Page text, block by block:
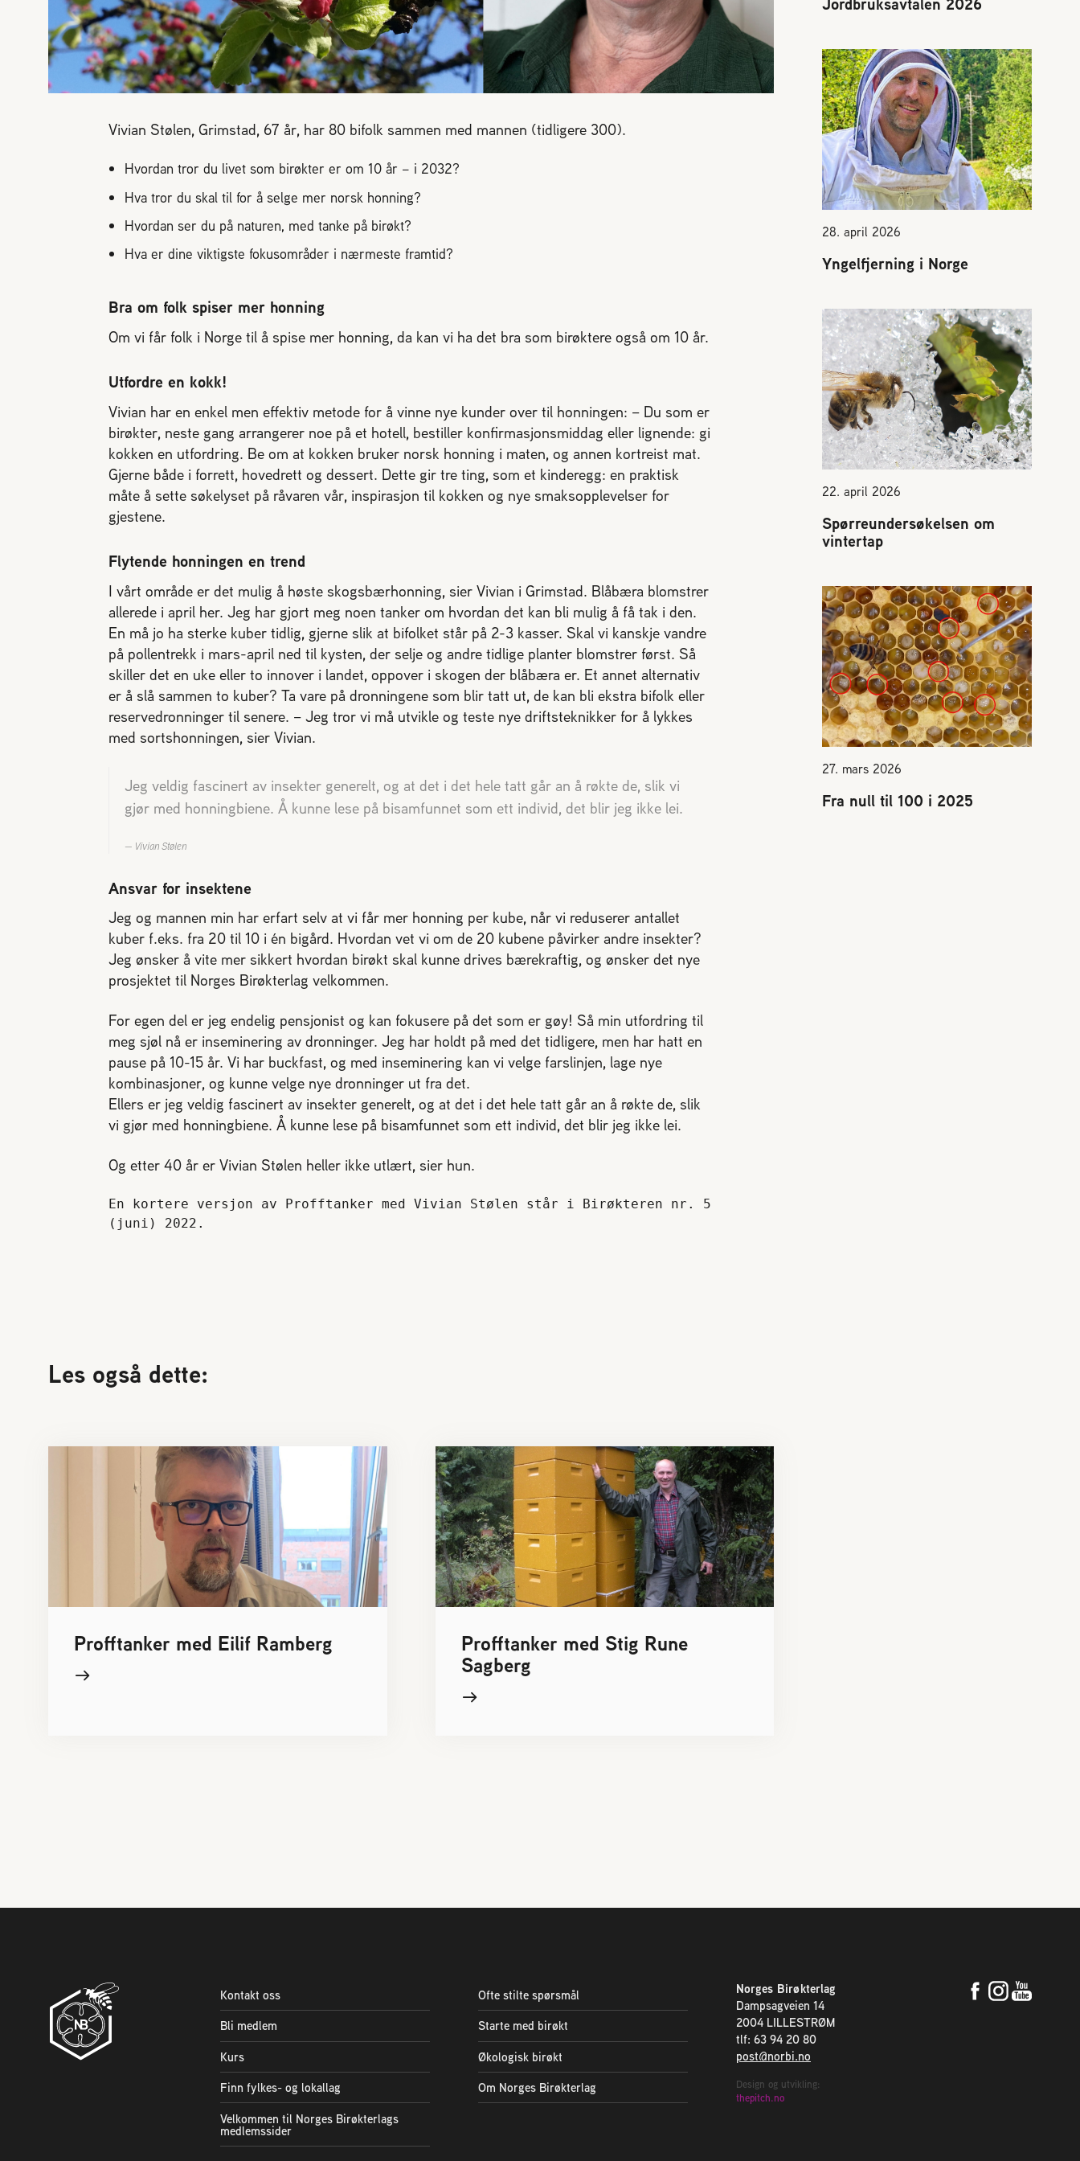
Vivian Stølen, Grimstad, 67 år, har 80 bifolk sammen med mannen (tidligere 300).
Hvordan tror du livet som birøkter er om 10 år – i 2032?
Hva tror du skal til for å selge mer norsk honning?
Hvordan ser du på naturen, med tanke på birøkt?
Hva er dine viktigste fokusområder i nærmeste framtid?
Bra om folk spiser mer honning
Om vi får folk i Norge til å spise mer honning, da kan vi ha det bra som birøktere også om 10 år.
Utfordre en kokk!
Vivian har en enkel men effektiv metode for å vinne nye kunder over til honningen: – Du som er
birøkter, neste gang arrangerer noe på et hotell, bestiller konfirmasjonsmiddag eller lignende: gi
kokken en utfordring. Be om at kokken bruker norsk honning i maten, og annen kortreist mat.
Gjerne både i forrett, hovedrett og dessert. Dette gir tre ting, som et kinderegg: en praktisk
måte å sette søkelyset på råvaren vår, inspirasjon til kokken og nye smaksopplevelser for
gjestene.
Flytende honningen en trend
I vårt område er det mulig å høste skogsbærhonning, sier Vivian i Grimstad. Blåbæra blomstrer
allerede i april her. Jeg har gjort meg noen tanker om hvordan det kan bli mulig å få tak i den.
En må jo ha sterke kuber tidlig, gjerne slik at bifolket står på 2-3 kasser. Skal vi kanskje vandre
på pollentrekk i mars-april ned til kysten, der selje og andre tidlige planter blomstrer først. Så
skiller det en uke eller to innover i landet, oppover i skogen der blåbæra er. Et annet alternativ
er å slå sammen to kuber? Ta vare på dronningene som blir tatt ut, de kan bli ekstra bifolk eller
reservedronninger til senere. – Jeg tror vi må utvikle og teste nye driftsteknikker for å lykkes
med sortshonningen, sier Vivian.
Jeg veldig fascinert av insekter generelt, og at det i det hele tatt går an å røkte de, slik vi
gjør med honningbiene. Å kunne lese på bisamfunnet som ett individ, det blir jeg ikke lei.
Vivian Stølen
Ansvar for insektene
Jeg og mannen min har erfart selv at vi får mer honning per kube, når vi reduserer antallet
kuber f.eks. fra 20 til 10 i én bigård. Hvordan vet vi om de 20 kubene påvirker andre insekter?
Jeg ønsker å vite mer sikkert hvordan birøkt skal kunne drives bærekraftig, og ønsker det nye
prosjektet til Norges Birøkterlag velkommen.
For egen del er jeg endelig pensjonist og kan fokusere på det som er gøy! Så min utfordring til
meg sjøl nå er inseminering av dronninger. Jeg har holdt på med det tidligere, men har hatt en
pause på 10-15 år. Vi har buckfast, og med inseminering kan vi velge farslinjen, lage nye
kombinasjoner, og kunne velge nye dronninger ut fra det.
Ellers er jeg veldig fascinert av insekter generelt, og at det i det hele tatt går an å røkte de, slik
vi gjør med honningbiene. Å kunne lese på bisamfunnet som ett individ, det blir jeg ikke lei.
Og etter 40 år er Vivian Stølen heller ikke utlært, sier hun.
En kortere versjon av Profftanker med Vivian Stølen står i Birøkteren nr. 5
(juni) 2022.
Les også dette:
Profftanker med Eilif Ramberg Profftanker med Stig Rune
Sagberg
28. april 2026
Yngelfjerning i Norge
22. april 2026
Spørreundersøkelsen om
vintertap
27. mars 2026
Fra null til 100 i 2025
Kontakt oss
Bli medlem
Kurs
Finn fylkes- og lokallag
Velkommen til Norges Birøkterlags
medlemssider
Ofte stilte spørsmål
Starte med birøkt
Økologisk birøkt
Om Norges Birøkterlag
Norges Birøkterlag
Dampsagveien 14
2004 LILLESTRØM
tlf: 63 94 20 80
post@norbi.no
Design og utvikling:
thepitch.no